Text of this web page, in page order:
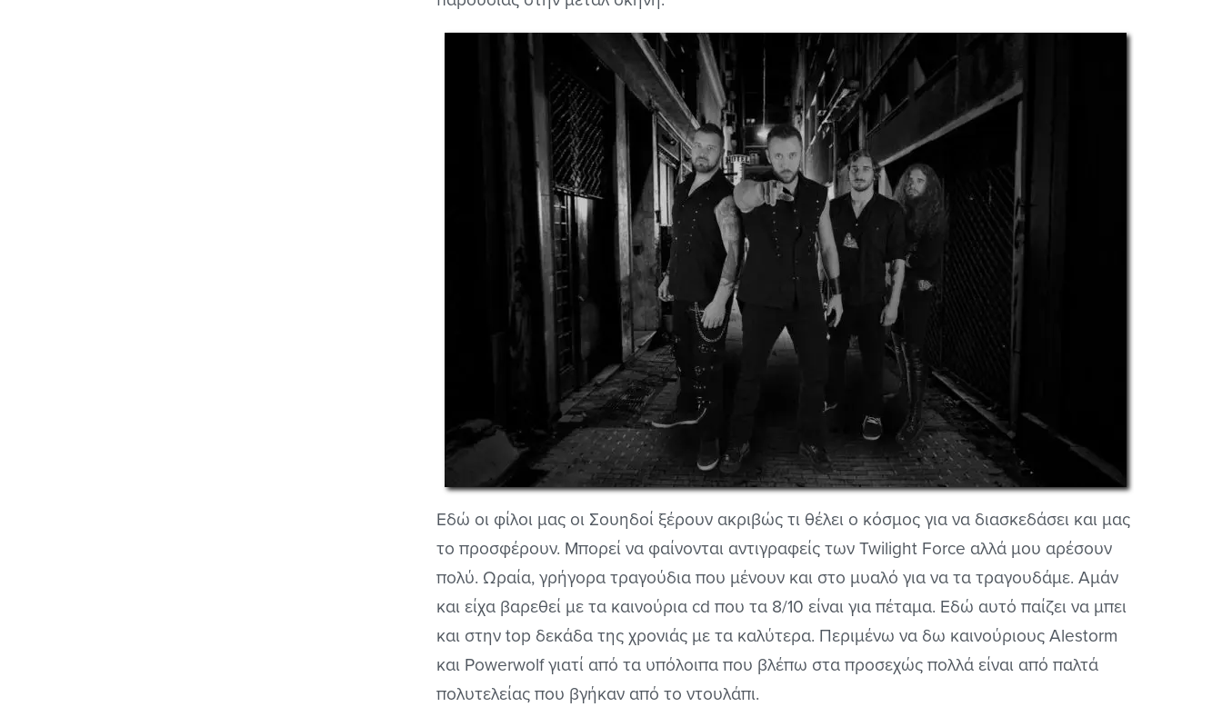
Εδώ οι φίλοι μας οι Σουηδοί ξέρουν ακριβώς τι θέλει ο κόσμος για να διασκεδάσει και μας
το προσφέρουν. Μπορεί να φαίνονται αντιγραφείς των Twilight Force αλλά μου αρέσουν
πολύ. Ωραία, γρήγορα τραγούδια που μένουν και στο μυαλό για να τα τραγουδάμε. Αμάν
και είχα βαρεθεί με τα καινούρια cd που τα 8/10 είναι για πέταμα. Εδώ αυτό παίζει να μπει
και στην top δεκάδα της χρονιάς με τα καλύτερα. Περιμένω να δω καινούριους Alestorm
και Powerwolf γιατί από τα υπόλοιπα που βλέπω στα προσεχώς πολλά είναι από παλτά
πολυτελείας που βγήκαν από το ντουλάπι.